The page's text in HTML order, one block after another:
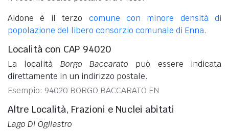
Aidone è il terzo comune con minore densità di
popolazione del libero consorzio comunale di Enna.
Località con CAP 94020
La località Borgo Baccarato può essere indicata
direttamente in un indirizzo postale.
Esempio: 94020 BORGO BACCARATO EN
Altre Località, Frazioni e Nuclei abitati
Lago Di Ogliastro